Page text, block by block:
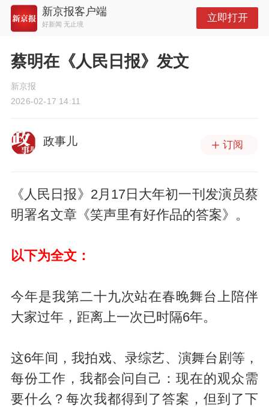
新京报客户端
好新闻 无止境
立即打开
蔡明在《人民日报》发文
新京报
2026-02-17 14:11
政事儿 订阅
《人民日报》2月17日大年初一刊发演员蔡
明署名文章《笑声里有好作品的答案》。
以下为全文：
今年是我第二十九次站在春晚舞台上陪伴
大家过年，距离上一次已时隔6年。
这6年间，我拍戏、录综艺、演舞台剧等，
每份工作，我都会问自己：现在的观众需
要什么？每次我都得到了答案，但到了下